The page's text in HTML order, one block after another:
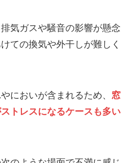
気ガスや騒音の影響が懸念
ての換気や外干しが難しく
においが含まれるため、 窓
トレスになるケースも多い